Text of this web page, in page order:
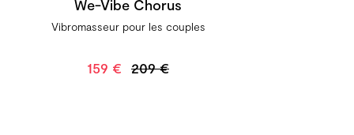
We-Vibe Chorus
Vibromasseur pour les couples
159 € 209 €